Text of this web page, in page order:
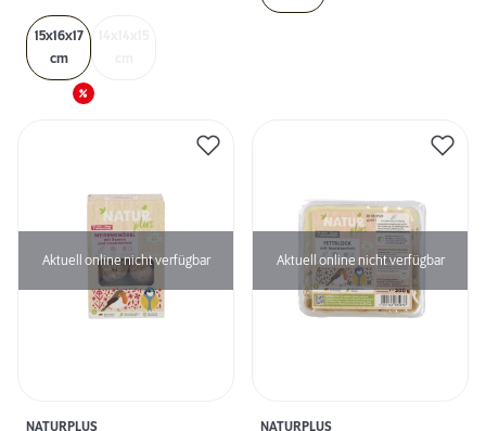
15x16x17
cm
Aktuell online nicht verfügbar
NATURPLUS
Aktuell online nicht verfügbar
NATURPLUS